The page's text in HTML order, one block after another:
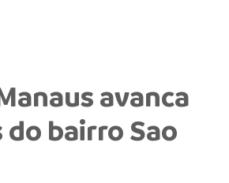
avanca
do bairro Sao